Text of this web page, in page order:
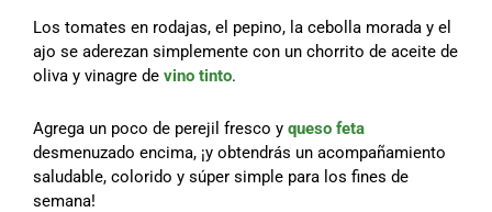
Los tomates en rodajas, el pepino, la cebolla morada y el
ajo se aderezan simplemente con un chorrito de aceite de
oliva y vinagre de vino tinto.
Agrega un poco de perejil fresco y queso feta
desmenuzado encima, ¡y obtendrás un acompañamiento
saludable, colorido y súper simple para los fines de
semana!